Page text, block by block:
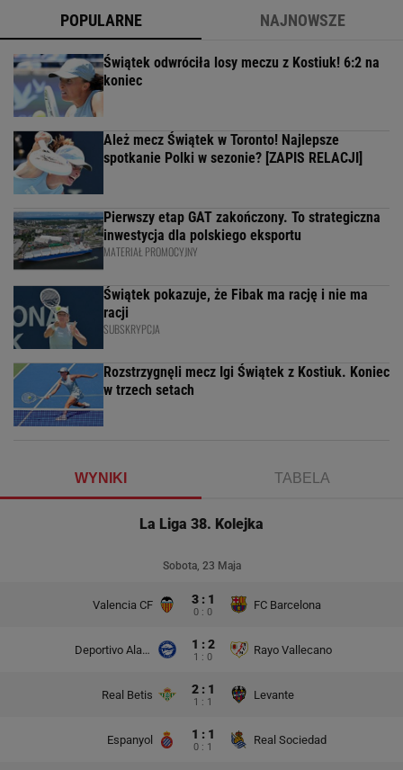
POPULARNE NAJNOWSZE
Świątek odwróciła losy meczu z Kostiuk! 6:2 na
koniec
Ależ mecz Świątek w Toronto! Najlepsze
spotkanie Polki w sezonie? [ZAPIS RELACJI]
Pierwszy etap GAT zakończony. To strategiczna
inwestycja dla polskiego eksportu
MATERIAŁ PROMOCYJNY
Świątek pokazuje, że Fibak ma rację i nie ma
racji
SUBSKRYPCJA
Rozstrzygnęli mecz Igi Świątek z Kostiuk. Koniec
w trzech setach
WYNIKI TABELA
La Liga 38. Kolejka
Sobota, 23 Maja
Valencia CF 3 : 1
0 : 0
FC Barcelona
Deportivo Alaves 1 : 2
1 : 0
Rayo Vallecano
Real Betis 2 : 1
1 : 1
Levante
Espanyol 1 : 1
0 : 1
Real Sociedad